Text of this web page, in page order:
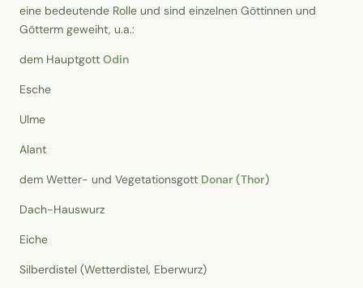
eine bedeutende Rolle und sind einzelnen Göttinnen und
Götterm geweiht, u.a.:
dem Hauptgott Odin
Esche
Ulme
Alant
dem Wetter- und Vegetationsgott Donar (Thor)
Dach-Hauswurz
Eiche
Silberdistel (Wetterdistel, Eberwurz)